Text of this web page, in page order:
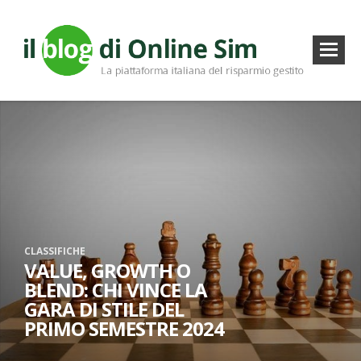
CLASSIFICHE
VALUE, GROWTH O
BLEND: CHI VINCE LA
GARA DI STILE DEL
PRIMO SEMESTRE 2024